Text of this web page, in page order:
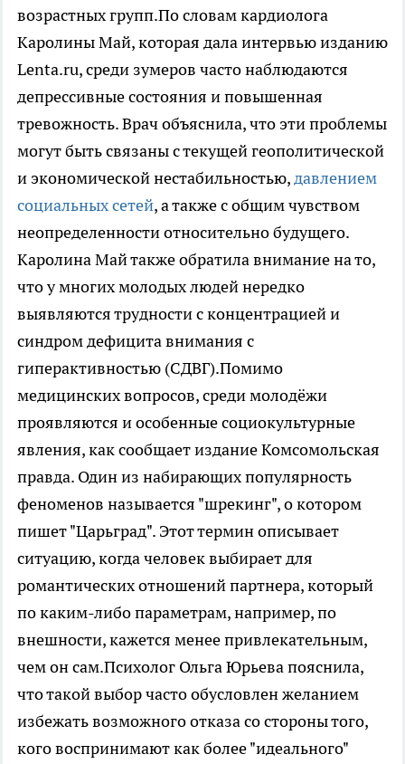
возрастных групп.По словам кардиолога
Каролины Май, которая дала интервью изданию
Lenta.ru, среди зумеров часто наблюдаются
депрессивные состояния и повышенная
тревожность. Врач объяснила, что эти проблемы
могут быть связаны с текущей геополитической
и экономической нестабильностью,давлением
социальных сетей, а также с общим чувством
неопределенности относительно будущего.
Каролина Май также обратила внимание на то,
что у многих молодых людей нередко
выявляются трудности с концентрацией и
синдром дефицита внимания с
гиперактивностью (СДВГ).Помимо
медицинских вопросов, среди молодёжи
проявляются и особенные социокультурные
явления, как сообщает издание Комсомольская
правда. Один из набирающих популярность
феноменов называется "шрекинг", о котором
пишет "Царьград". Этот термин описывает
ситуацию, когда человек выбирает для
романтических отношений партнера, который
по каким-либо параметрам, например, по
внешности, кажется менее привлекательным,
чем он сам.Психолог Ольга Юрьева пояснила,
что такой выбор часто обусловлен желанием
избежать возможного отказа со стороны того,
кого воспринимают как более "идеального"